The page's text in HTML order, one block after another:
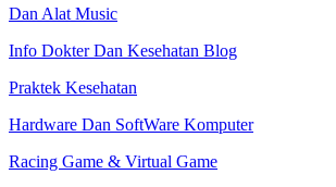
Dan Alat Music
Info Dokter Dan Kesehatan Blog
Praktek Kesehatan
Hardware Dan SoftWare Komputer
Racing Game & Virtual Game